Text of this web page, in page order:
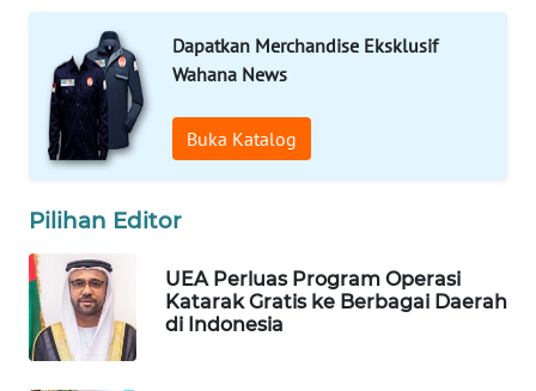
Dapatkan Merchandise Eksklusif
Wahana News
Buka Katalog
Pilihan Editor
UEA Perluas Program Operasi
Katarak Gratis ke Berbagai Daerah
di Indonesia
SELEB
WAHANA
PERSONA
OTOMOTIF
WAHANA
HEALTH